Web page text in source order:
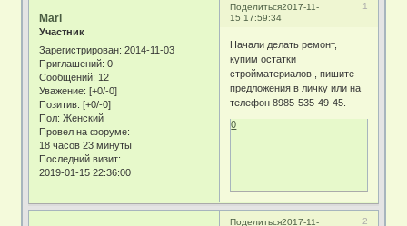
Поделиться 1
2017-11-
15 17:59:34
Mari
Участник
Зарегистрирован: 2014-11-03
Приглашений: 0
Сообщений: 12
Уважение: [+0/-0]
Позитив: [+0/-0]
Пол: Женский
Провел на форуме:
18 часов 23 минуты
Последний визит:
2019-01-15 22:36:00
Начали делать ремонт,
купим остатки
стройматериалов , пишите
предложения в личку или на
телефон 8985-535-49-45.
0
Поделиться 2
2017-11-